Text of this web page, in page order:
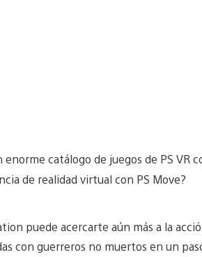
catálogo de juegos de PS VR
de realidad virtual con PS Move?
puede acercarte aún más a la
con guerreros no muertos en un